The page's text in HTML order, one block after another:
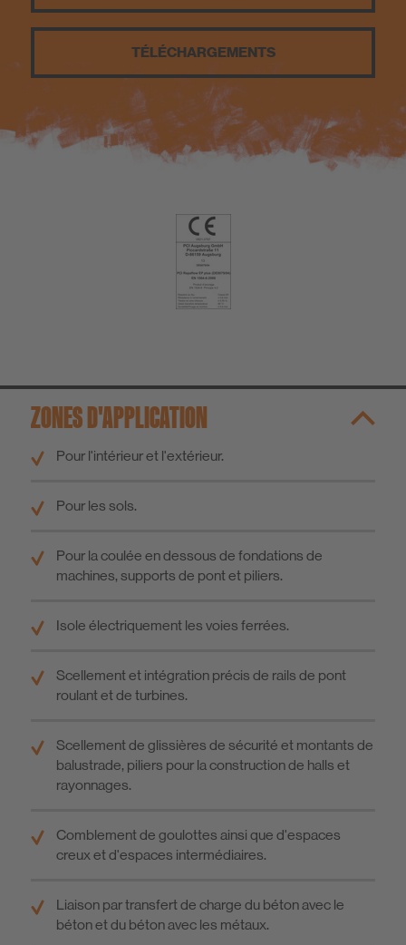
TÉLÉCHARGEMENTS
ZONES D'APPLICATION
Pour l'intérieur et l'extérieur.
Pour les sols.
Pour la coulée en dessous de fondations de
machines, supports de pont et piliers.
Isole électriquement les voies ferrées.
Scellement et intégration précis de rails de pont
roulant et de turbines.
Scellement de glissières de sécurité et montants de
balustrade, piliers pour la construction de halls et
rayonnages.
Comblement de goulottes ainsi que d'espaces
creux et d'espaces intermédiaires.
Liaison par transfert de charge du béton avec le
béton et du béton avec les métaux.